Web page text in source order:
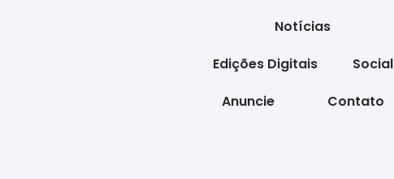
Notícias
Edições Digitais
Social
Anuncie
Contato